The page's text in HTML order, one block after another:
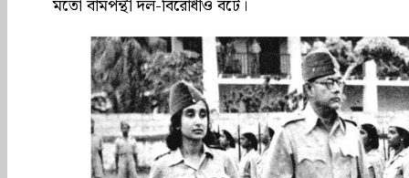
মতো বামপন্থী দল-বিরোধীও বটে।